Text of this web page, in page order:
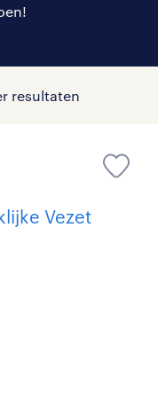
randstad
resultaten
Vezet